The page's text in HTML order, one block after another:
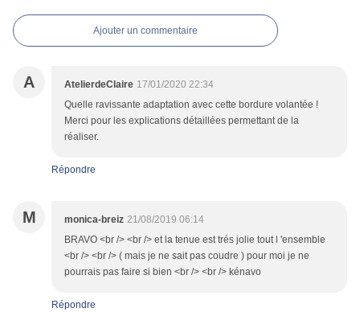
Ajouter un commentaire
A AtelierdeClaire 17/01/2020 22:34
Quelle ravissante adaptation avec cette bordure volantée !
Merci pour les explications détaillées permettant de la
réaliser.
Répondre
M monica-breiz 21/08/2019 06:14
BRAVO <br /> <br /> et la tenue est trés jolie tout l 'ensemble
<br /> <br /> ( mais je ne sait pas coudre ) pour moi je ne
pourrais pas faire si bien <br /> <br /> kénavo
Répondre